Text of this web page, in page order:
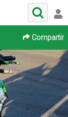
Compartir